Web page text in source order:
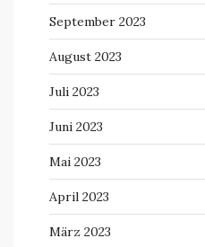
September 2023
August 2023
Juli 2023
Juni 2023
Mai 2023
April 2023
März 2023